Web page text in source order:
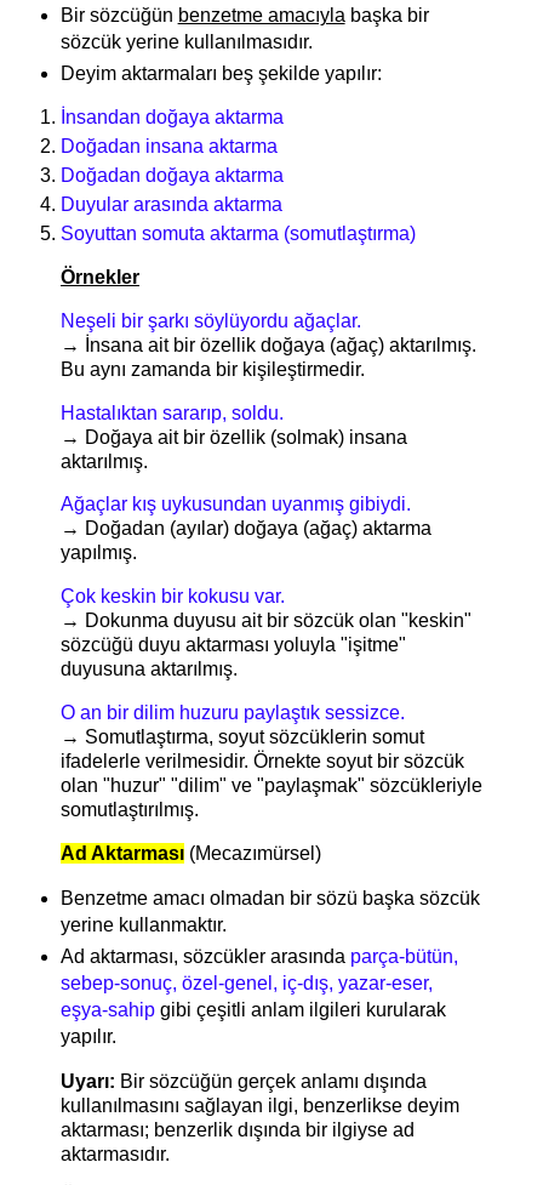
Bir sözcüğün benzetme amacıyla başka bir
sözcük yerine kullanılmasıdır.
Deyim aktarmaları beş şekilde yapılır:
İnsandan doğaya aktarma
Doğadan insana aktarma
Doğadan doğaya aktarma
Duyular arasında aktarma
Soyuttan somuta aktarma (somutlaştırma)
Örnekler
Neşeli bir şarkı söylüyordu ağaçlar.
→
İnsana ait bir özellik doğaya (ağaç) aktarılmış.
Bu aynı zamanda bir kişileştirmedir.
Hastalıktan sararıp, soldu.
→ Doğaya ait bir özellik (solmak) insana
aktarılmış.
Ağaçlar kış uykusundan uyanmış gibiydi.
→ Doğadan (ayılar) doğaya (ağaç) aktarma
yapılmış.
Çok keskin bir kokusu var.
→ Dokunma duyusu ait bir sözcük olan "keskin"
sözcüğü duyu aktarması yoluyla "işitme"
duyusuna aktarılmış.
O an bir dilim huzuru paylaştık sessizce.
→ Somutlaştırma, soyut sözcüklerin somut
ifadelerle verilmesidir. Örnekte soyut bir sözcük
olan "huzur" "dilim" ve "paylaşmak" sözcükleriyle
somutlaştırılmış.
Ad Aktarması (Mecazımürsel)
Benzetme amacı olmadan bir sözü başka sözcük
yerine kullanmaktır.
Ad aktarması, sözcükler arasında parça-bütün,
sebep-sonuç, özel-genel, iç-dış, yazar-eser,
eşya-sahipgibi çeşitli anlam ilgileri kurularak
yapılır.
Uyarı: Bir sözcüğün gerçek anlamı dışında
kullanılmasını sağlayan ilgi, benzerlikse deyim
aktarması; benzerlik dışında bir ilgiyse ad
aktarmasıdır.